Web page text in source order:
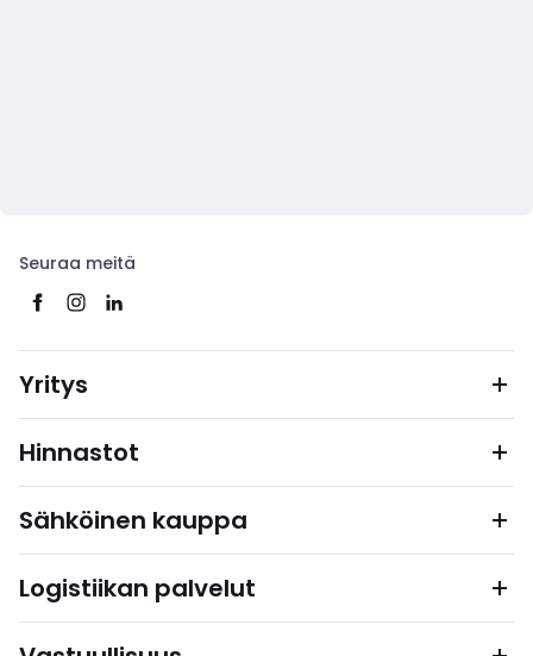
Seuraa meitä
Yritys
Hinnastot
Sähköinen kauppa
Logistiikan palvelut